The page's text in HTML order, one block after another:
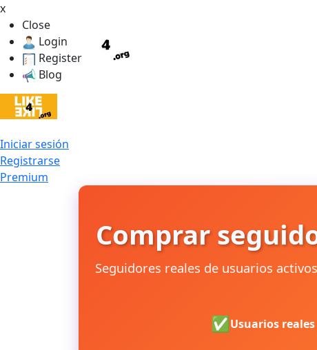
x
Close
Login
Register
Blog
Iniciar sesión
Registrarse
Premium
Comprar
Seguidores reales de usuarios
✅Usuarios reales